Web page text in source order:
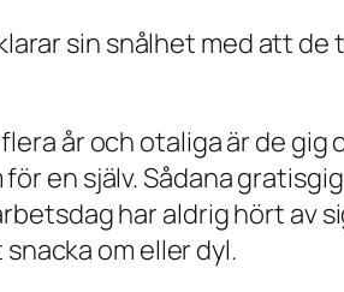
sin snålhet med att
år och otaliga är de
en själv. Sådana
har aldrig hört
om eller dyl.